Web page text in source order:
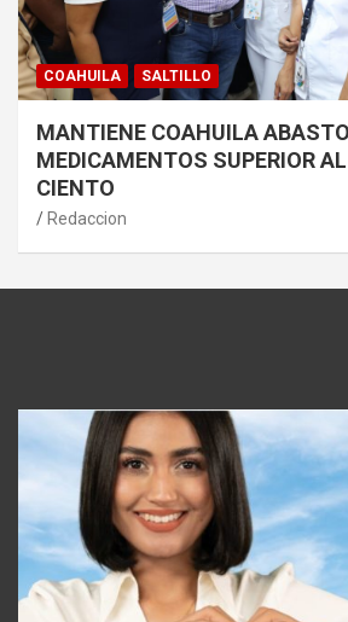
COAHUILA SALTILLO
MANTIENE COAHUILA
MEDICAMENTOS SUPERIOR
CIENTO
Redaccion